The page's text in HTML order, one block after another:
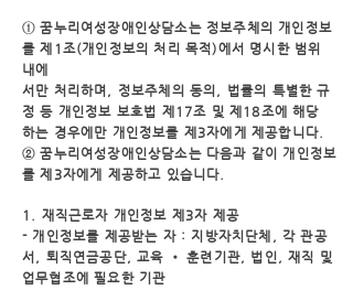
① 꿈누리여성장애인상담소는 정보주체의 개인정보
를 제1조(개인정보의 처리 목적)에서 명시한 범위
내에
서만 처리하며, 정보주체의 동의, 법률의 특별한 규
정 등 개인정보 보호법 제17조 및 제18조에 해당
하는 경우에만 개인정보를 제3자에게 제공합니다.
② 꿈누리여성장애인상담소는 다음과 같이 개인정보
를 제3자에게 제공하고 있습니다.
1. 재직근로자 개인정보 제3자 제공
- 개인정보를 제공받는 자 : 지방자치단체, 각 관공
서, 퇴직연금공단, 교육 • 훈련기관, 법인, 재직 및
업무협조에 필요한 기관